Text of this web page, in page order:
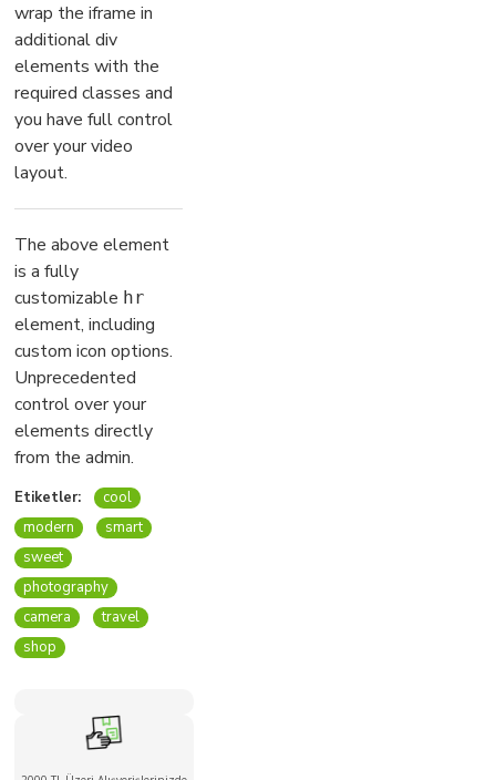
wrap the iframe in
additional div
elements with the
required classes and
you have full control
over your video
layout.
The above element
is a fully
customizable hr
element, including
custom icon options.
Unprecedented
control over your
elements directly
from the admin.
Etiketler:
cool
modern
smart
sweet
photography
camera
travel
shop